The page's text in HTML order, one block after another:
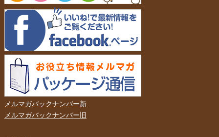
メルマガバックナンバー新
メルマガバックナンバー旧